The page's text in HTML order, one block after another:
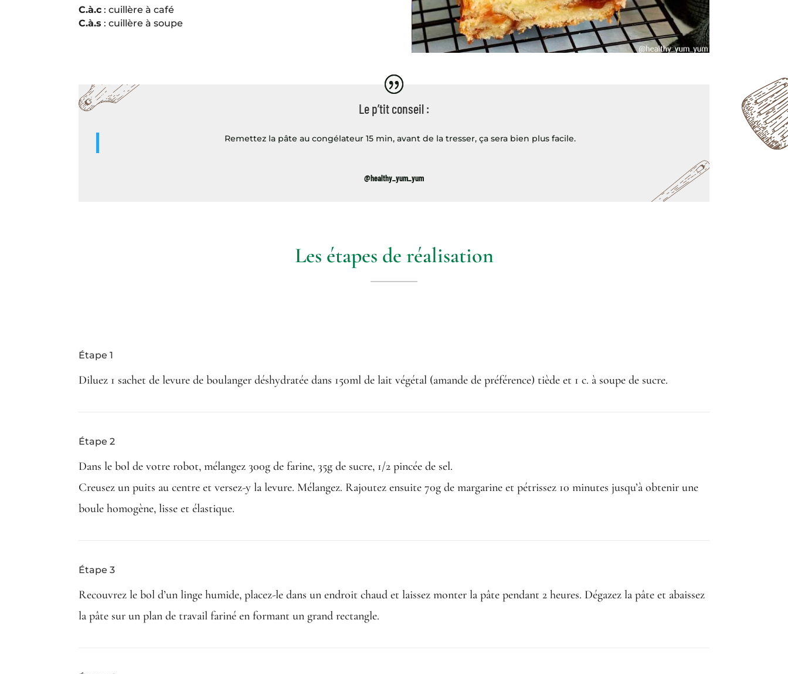
C.à.c : cuillère à café
C.à.s : cuillère à soupe
Le p’tit conseil :
Remettez la pâte au congélateur 15 min, avant de la tresser, ça sera bien plus facile.
@healthy_yum_yum
Les étapes de réalisation
Étape 1
Diluez 1 sachet de levure de boulanger déshydratée dans 150ml de lait végétal (amande de préférence) tiède et 1 c. à soupe de sucre.
Étape 2
Dans le bol de votre robot, mélangez 300g de farine, 35g de sucre, 1/2 pincée de sel.
Creusez un puits au centre et versez-y la levure. Mélangez. Rajoutez ensuite 70g de margarine et pétrissez 10 minutes jusqu’à obtenir une
boule homogène, lisse et élastique.
Étape 3
Recouvrez le bol d’un linge humide, placez-le dans un endroit chaud et laissez monter la pâte pendant 2 heures. Dégazez la pâte et abaissez
la pâte sur un plan de travail fariné en formant un grand rectangle.